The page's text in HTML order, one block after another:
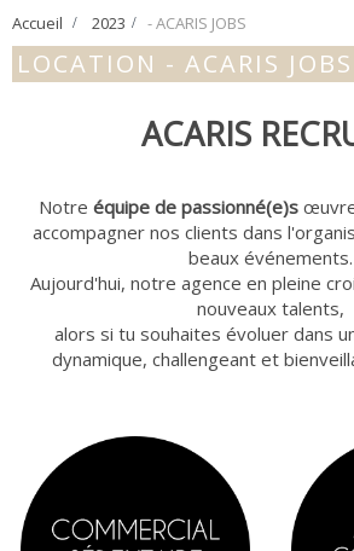
Accueil > 2023 > - ACARIS JOBS
LOCATION - ACARIS JOBS
ACARIS
Notre équipe de passionné(e)s
accompagner nos clients dans
beaux événements.
Aujourd'hui, notre agence en pleine
nouveaux talents,
alors si tu souhaites évoluer dans
dynamique, challengeant et